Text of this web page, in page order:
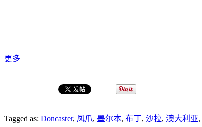
更多
Tagged as: Doncaster, 凤爪, 墨尔本, 布丁, 沙拉, 澳大利亚,